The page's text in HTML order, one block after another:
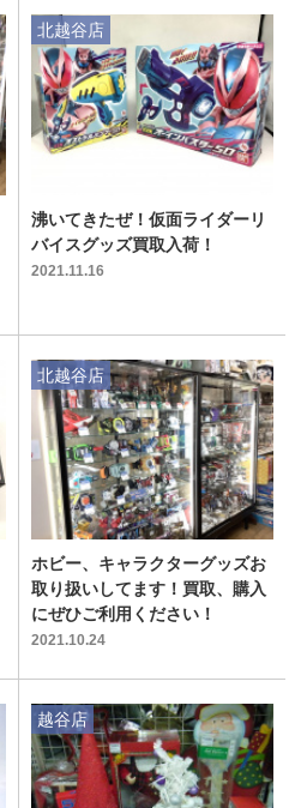
沸いてきたぜ！仮面ライダーリ
バイスグッズ買取入荷！
2021.11.16
北越谷店
ホビー、キャラクターグッズお
取り扱いしてます！買取、購入
にぜひご利用ください！
2021.10.24
北越谷店
越谷店